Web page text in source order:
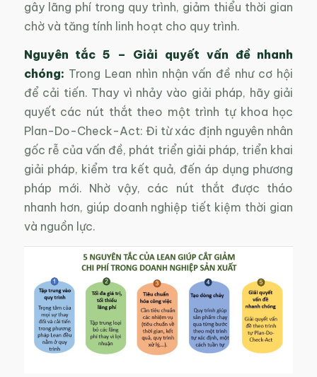
gây lãng phí trong quy trình, giảm thiểu thời gian
chờ và tăng tính linh hoạt cho quy trình.
Nguyên tắc 5 –
Giải quyết vấn đề nhanh
chóng: Trong Lean nhìn nhận vấn đề như cơ hội
để cải tiến. Thay vì nhảy vào giải pháp, hãy giải
quyết các nút thắt theo một trình tự khoa học
Plan-Do-Check-Act: Đi từ xác định nguyên nhân
gốc rễ của vấn đề, phát triển giải pháp, triển khai
giải pháp, kiểm tra kết quả, đến áp dụng phương
pháp mới. Nhờ vậy, các nút thắt được tháo
nhanh hơn, giúp doanh nghiệp tiết kiệm thời gian
và nguồn lực.